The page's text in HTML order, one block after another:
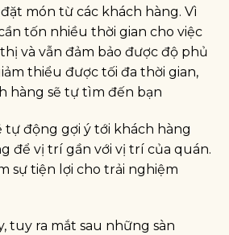
món từ các khách hàng. Vì
tốn nhiều thời gian cho việc
và vẫn đảm bảo được độ phủ
thiểu được tối đa thời gian,
hàng sẽ tự tìm đến bạn
tự động gợi ý tới khách hàng
để vị trí gần với vị trí của quán.
sự tiện lợi cho trải nghiệm
tuy ra mắt sau những sàn